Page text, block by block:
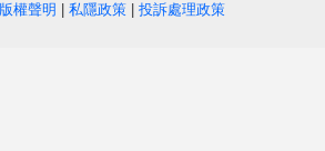
版權聲明 私隱政策| 投訴處理政策